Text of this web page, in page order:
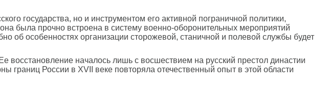
государства, но и инструментом его активной пограничной политики,
была прочно встроена в систему военно-оборонительных мероприятий
особенностях организации сторожевой, станичной и полевой службы будет
восстановление началось лишь с восшествием на русский престол династии
России в ХVII веке повторяла отечественный опыт в этой области